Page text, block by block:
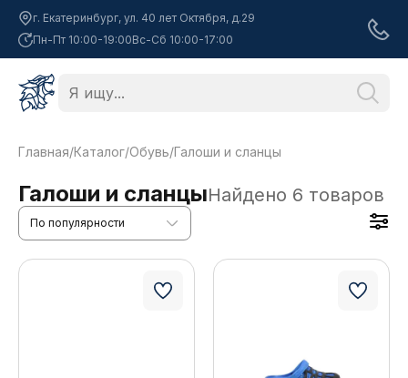
г. Екатеринбург, ул. 40 лет Октября, д.29
Пн-Пт 10:00-19:00Вс-Сб 10:00-17:00
Главная/Каталог/Обувь/Галоши и сланцы
Галоши и сланцыНайдено 6 товаров
По популярности